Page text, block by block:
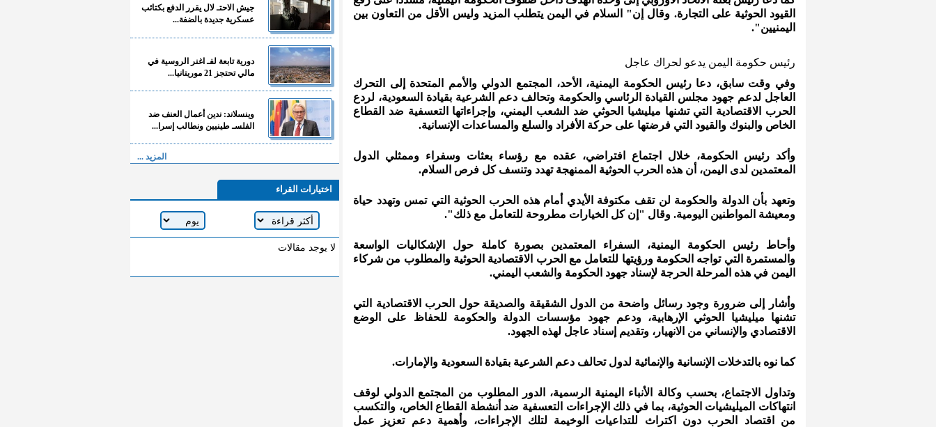
القيود الحوثية على التجارة. وقال إن" السلام في اليمن يتطلب المزيد وليس الأقل من التعاون بين
اليمنيين".
رئيس حكومة اليمن يدعو لحراك عاجل
وفي وقت سابق، دعا رئيس الحكومة اليمنية، الأحد، المجتمع الدولي والأمم المتحدة إلى التحرك
العاجل لدعم جهود مجلس القيادة الرئاسي والحكومة وتحالف دعم الشرعية بقيادة السعودية، لردع
الحرب الاقتصادية التي تشنها ميليشيا الحوثي ضد الشعب اليمني، وإجراءاتها التعسفية ضد القطاع
الخاص والبنوك والقيود التي فرضتها على حركة الأفراد والسلع والمساعدات الإنسانية.
وأكد رئيس الحكومة، خلال اجتماع افتراضي، عقده مع رؤساء بعثات وسفراء وممثلي الدول
المعتمدين لدى اليمن، أن هذه الحرب الحوثية الممنهجة تهدد وتنسف كل فرص السلام.
وتعهد بأن الدولة والحكومة لن تقف مكتوفة الأيدي أمام هذه الحرب الحوثية التي تمس وتهدد حياة
ومعيشة المواطنين اليومية. وقال "إن كل الخيارات مطروحة للتعامل مع ذلك".
وأحاط رئيس الحكومة اليمنية، السفراء المعتمدين بصورة كاملة حول الإشكاليات الواسعة
والمستمرة التي تواجه الحكومة ورؤيتها للتعامل مع الحرب الاقتصادية الحوثية والمطلوب من شركاء
اليمن في هذه المرحلة الحرجة لإسناد جهود الحكومة والشعب اليمني.
وأشار إلى ضرورة وجود رسائل واضحة من الدول الشقيقة والصديقة حول الحرب الاقتصادية التي
تشنها ميليشيا الحوثي الإرهابية، ودعم جهود مؤسسات الدولة والحكومة للحفاظ على الوضع
الاقتصادي والإنساني من الانهيار، وتقديم إسناد عاجل لهذه الجهود.
كما نوه بالتدخلات الإنسانية والإنمائية لدول تحالف دعم الشرعية بقيادة السعودية والإمارات.
وتداول الاجتماع، بحسب وكالة الأنباء اليمنية الرسمية، الدور المطلوب من المجتمع الدولي لوقف
انتهاكات الميليشيات الحوثية، بما في ذلك الإجراءات التعسفية ضد أنشطة القطاع الخاص، والتكسب
من اقتصاد الحرب دون اكتراث للتداعيات الوخيمة لتلك الإجراءات، وأهمية دعم تعزيز عمل
جيش الاحتـ لال يقرر الدفع بكتائب
عسكرية جديدة بالضفة...
دورية تابعة لفـ اغنر الروسية في
مالي تحتجز 21 موريتانيا...
وينسلاند: ندين أعمال العنف ضد
الفلسـ طينيين ونطالب إسرا...
المزيد ...
اختيارات القراء
لا يوجد مقالات